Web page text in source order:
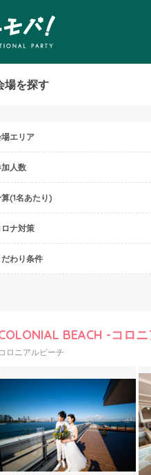
場を探す
エリア
人数
(1名あたり)
ロナ対策
だわり条件
BEACH -コロ
コロニアルビーチ